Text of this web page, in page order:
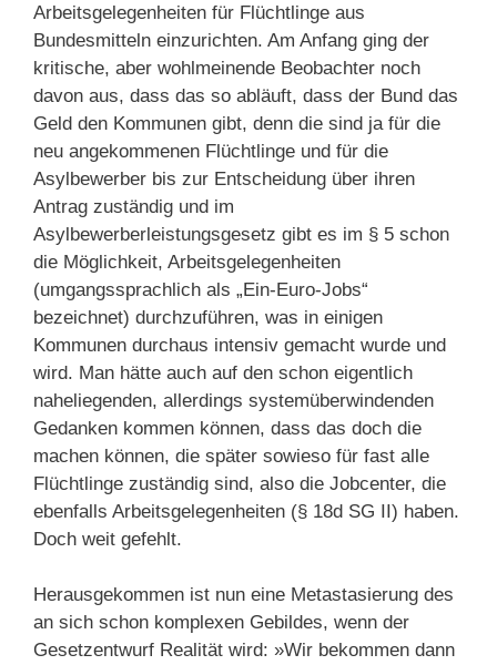
Arbeitsgelegenheiten für Flüchtlinge aus
Bundesmitteln einzurichten. Am Anfang ging der
kritische, aber wohlmeinende Beobachter noch
davon aus, dass das so abläuft, dass der Bund das
Geld den Kommunen gibt, denn die sind ja für die
neu angekommenen Flüchtlinge und für die
Asylbewerber bis zur Entscheidung über ihren
Antrag zuständig und im
Asylbewerberleistungsgesetz gibt es im § 5 schon
die Möglichkeit, Arbeitsgelegenheiten
(umgangssprachlich als „Ein-Euro-Jobs“
bezeichnet) durchzuführen, was in einigen
Kommunen durchaus intensiv gemacht wurde und
wird. Man hätte auch auf den schon eigentlich
naheliegenden, allerdings systemüberwindenden
Gedanken kommen können, dass das doch die
machen können, die später sowieso für fast alle
Flüchtlinge zuständig sind, also die Jobcenter, die
ebenfalls Arbeitsgelegenheiten (§ 18d SG II) haben.
Doch weit gefehlt.
Herausgekommen ist nun eine Metastasierung des
an sich schon komplexen Gebildes, wenn der
Gesetzentwurf Realität wird: »Wir bekommen dann